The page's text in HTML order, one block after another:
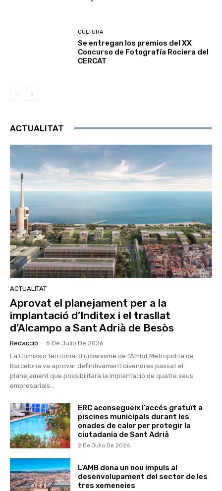
CULTURA
Se entregan los premios del XX
Concurso de Fotografía Rociera del
CERCAT
ACTUALITAT
ACTUALITAT
Aprovat el planejament per a la
implantació d’Inditex i el trasllat
d’Alcampo a Sant Adrià de Besòs
Redacció - 6 De Julio De 2026
La Comissió territorial d’urbanisme de l’Àmbit Metropolità de
Barcelona va aprovar definitivament divendres passat el
planejament que possibilitarà la implantació de quatre seus
empresarials...
ERC aconsegueix l’accés gratuït a
piscines municipals durant les
onades de calor per protegir la
ciutadania de Sant Adrià
2 De Julio De 2026
L’AMB dona un nou impuls al
desenvolupament del sector de les
tres xemeneies